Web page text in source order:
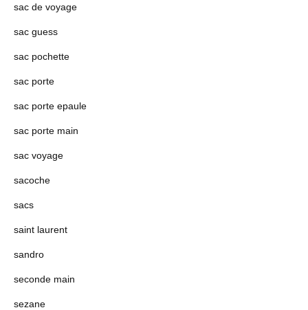
sac de voyage
sac guess
sac pochette
sac porte
sac porte epaule
sac porte main
sac voyage
sacoche
sacs
saint laurent
sandro
seconde main
sezane